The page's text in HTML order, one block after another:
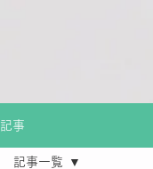
記事
記事一覧